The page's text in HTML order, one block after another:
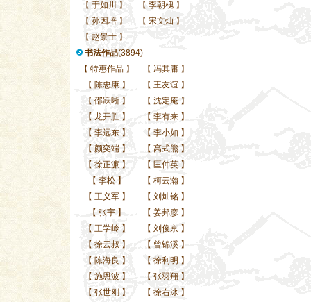
【 于如川 】 【 李朝槐 】
【 孙因培 】 【 宋文灿 】
【 赵景士 】
书法作品(3894)
【 特惠作品】 【 冯其庸 】
【 陈忠康】 【 王友谊 】
【 邵跃晰】 【 沈定庵 】
【 龙开胜】 【 李有来 】
【 李远东】 【 李小如 】
【 颜奕端】 【 高式熊 】
【 徐正濂】 【 匡仲英 】
【 李松】 【 柯云瀚 】
【 王义军】 【 刘灿铭 】
【 张宇】 【 姜邦彦 】
【 王学岭】 【 刘俊京 】
【 徐云叔 】 【 曾锦溪 】
【 陈海良 】 【 徐利明 】
【 施恩波】 【 张羽翔 】
【 张世刚 】 【 徐右冰 】